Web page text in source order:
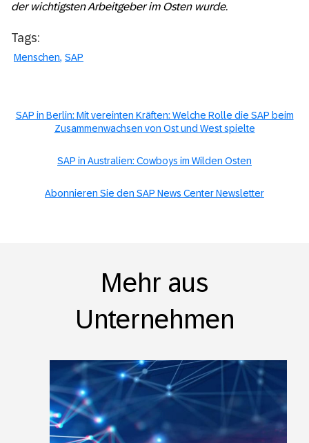
der wichtigsten Arbeitgeber im Osten wurde.
Tags:
Menschen SAP
SAP in Berlin: Mit vereinten Kräften: Welche Rolle die SAP beim
Zusammenwachsen von Ost und West spielte
SAP in Australien: Cowboys im Wilden Osten
Abonnieren Sie den SAP News Center Newsletter
Mehr aus
Unternehmen